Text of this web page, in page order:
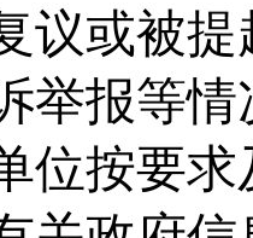
议或被
举报等情
位按要